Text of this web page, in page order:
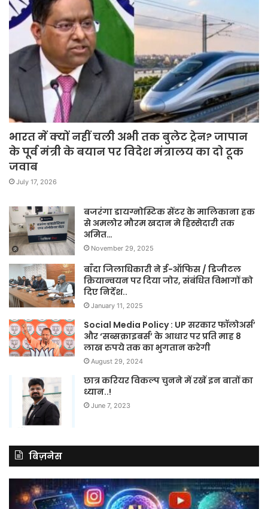
भारत में क्यों नहीं चली अभी तक बुलेट ट्रेन? जापान
के पूर्व मंत्री के बयान पर विदेश मंत्रालय का दो टूक
जवाब
July 17, 2026
बजरंगा डायग्नोस्टिक सेंटर के मालिकाना हक
से अमलोर मौरम खदान मे हिस्सेदारी तक
अमित…
November 29, 2025
बाँदा जिलाधिकारी ने ई-ऑफिस / डिजीटल
क्रियान्वयन पर दिया जोर, संबंधित विभागों को
दिए निर्देश..
January 11, 2025
Social Media Policy : UP सरकार फॉलोअर्स’
और ‘सब्सक्राइबर्स’ के आधार पर प्रति माह 8
लाख रुपये तक का भुगतान करेगी
August 29, 2024
छात्र करियर विकल्प चुनने में रखें इन बातों का
ध्यान..!
June 7, 2023
बिज़नेस